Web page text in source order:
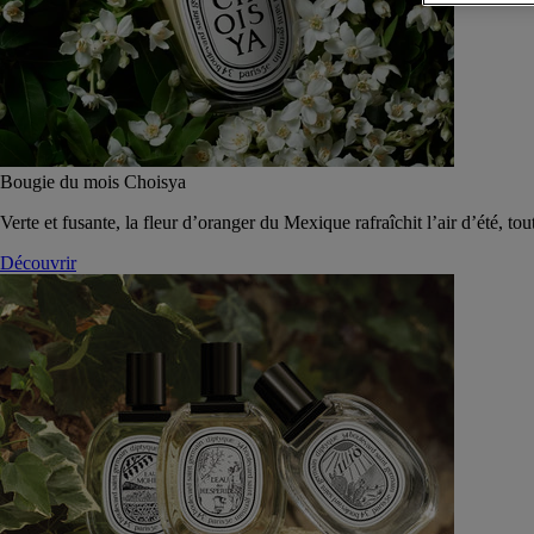
Bougie du mois Choisya
Verte et fusante, la fleur d’oranger du Mexique rafraîchit l’air d’été,
Découvrir